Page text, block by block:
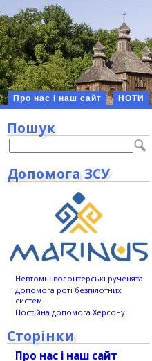
Про нас і наш сайт НОТИ
Пошук
Допомога ЗСУ
Невтомні волонтерські рученята
Допомога роті безпілотних
систем
Постійна допомога Херсону
Сторінки
Про нас і наш сайт